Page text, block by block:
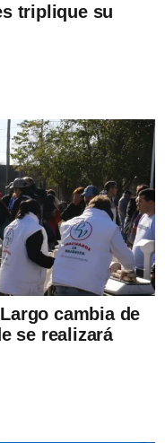
triplique su
cambia de
se realizará